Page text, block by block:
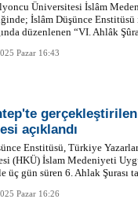
Üniversitesi İslâm
İslâm Düşünce
düzenlenen “VI. Ahlâk
Pazar 16:43
açıklandı
Enstitüsü, Türkiye
(HKÜ) İslam Medeniyeti
üç gün süren 6. Ahlak Şurası
Pazar 16:26